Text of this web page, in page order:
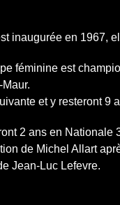
inaugurée en 1967,
féminine est
et y resteront 9
2 ans en Nationale
de Michel Allart
Jean-Luc Lefevre.